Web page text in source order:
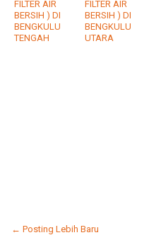
FILTER AIR
BERSIH ) DI
BENGKULU
TENGAH
FILTER AIR
BERSIH ) DI
BENGKULU
UTARA
← Posting Lebih Baru